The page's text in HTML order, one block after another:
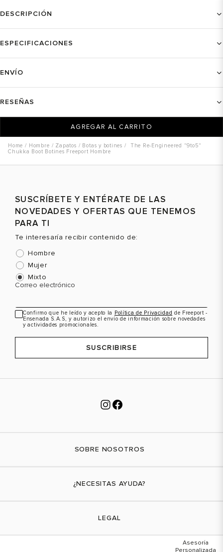
DESCRIPCIÓN
ESPECIFICACIONES
ENVÍO
RESEÑAS
AGREGAR AL CARRITO
Hombre Zapatos Botas y botines
The Re-Engineered "9to5"
Chukka Boot Botines Freeport Hombre
SUSCRÍBETE Y ENTÉRATE DE LAS
NOVEDADES Y OFERTAS QUE TENEMOS
PARA TI
Te interesaría recibir contenido de:
Hombre
Mujer
Mixto
Correo electrónico
Confirmo que he leído y acepto la Política de Privacidad de Freeport -
Ensenada S.A.S, y autorizo el envío de información sobre novedades
y actividades promocionales.
SUSCRIBIRSE
SOBRE NOSOTROS
¿NECESITAS AYUDA?
LEGAL